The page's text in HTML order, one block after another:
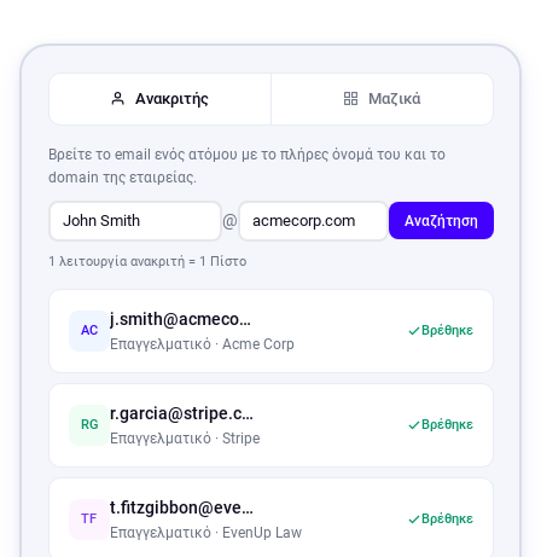
Ανακριτής Μαζικά
Βρείτε το email ενός ατόμου με το πλήρες όνομά του και το
domain της εταιρείας.
@ Αναζήτηση
1 λειτουργία ανακριτή = 1 Πίστο
AC
j.smith@acmecorp.com
Επαγγελματικό · Acme Corp
Βρέθηκε
RG
r.garcia@stripe.com
Επαγγελματικό · Stripe
Βρέθηκε
TF
t.fitzgibbon@evenuplaw.com
Επαγγελματικό · EvenUp Law
Βρέθηκε